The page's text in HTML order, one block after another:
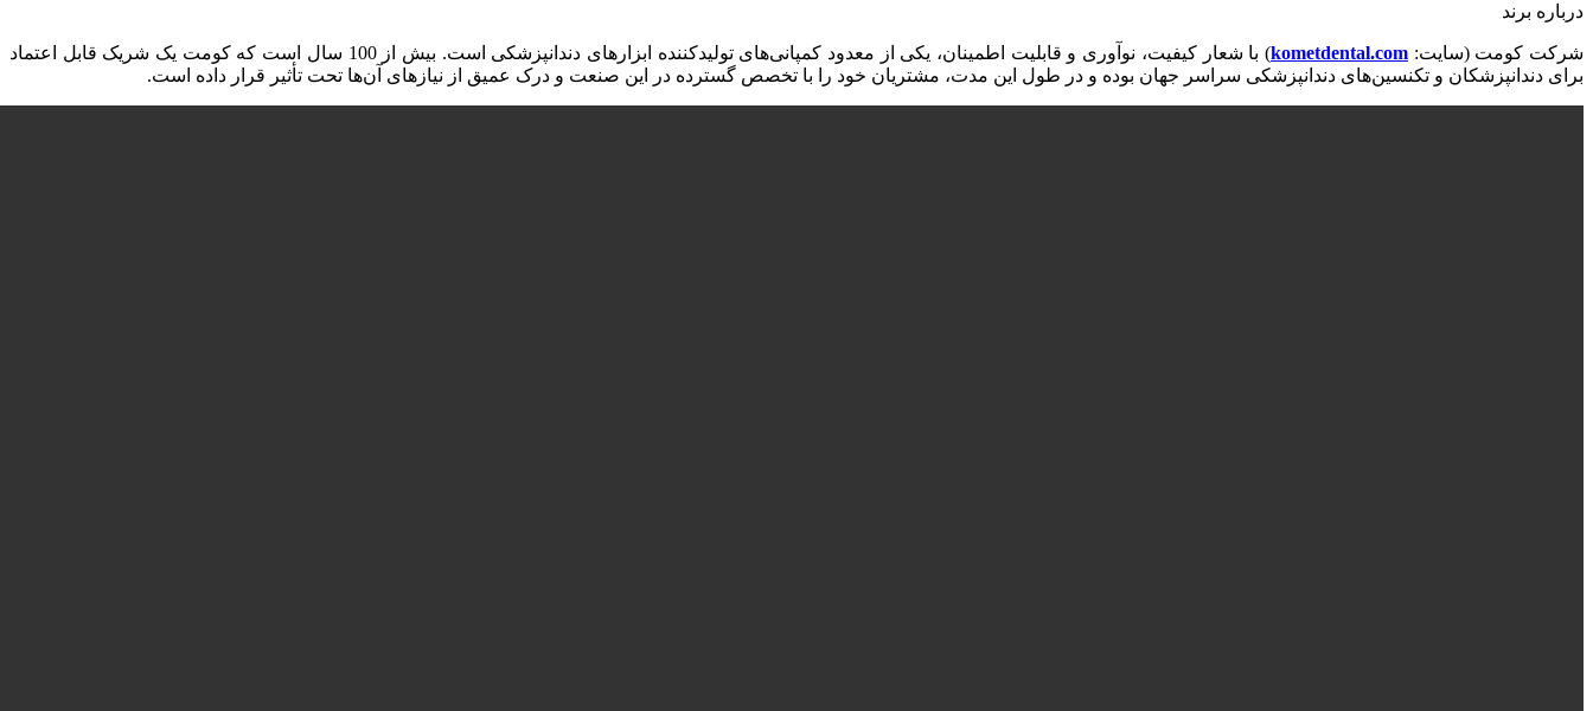
درباره برند
شرکت کومت (سایت:kometdental.com
) با شعار کیفیت، نوآوری و قابلیت اطمینان، یکی از معدود کمپانی‌های تولیدکننده ابزارهای دندانپزشکی است. بیش از 100 سال است که کومت یک شریک قابل اعتماد
برای دندانپزشکان و تکنسین‌های دندانپزشکی سراسر جهان بوده و در طول این مدت، مشتریان خود را با تخصص گسترده در این صنعت و درک عمیق از نیازهای آن‌ها تحت تأثیر قرار داده است.